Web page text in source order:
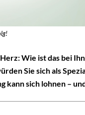
Wie ist das bei
Sie sich als
kann sich lohnen –